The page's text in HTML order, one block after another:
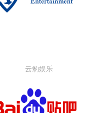
云豹娱乐